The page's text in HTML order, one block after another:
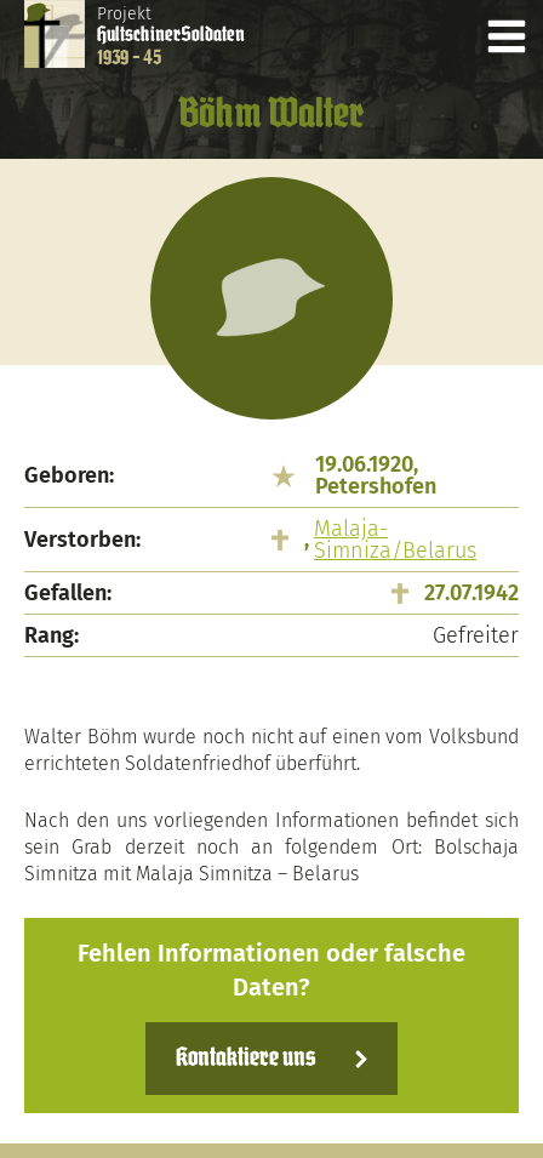
Projekt
HultschinerSoldaten
1939 - 45
Böhm Walter
Geboren:
19.06.1920,
Petershofen
Verstorben:
, Malaja-
Simniza/Belarus
Gefallen:
27.07.1942
Rang:
Gefreiter
Walter Böhm wurde noch nicht auf einen vom Volksbund
errichteten Soldatenfriedhof überführt.
Nach den uns vorliegenden Informationen befindet sich
sein Grab derzeit noch an folgendem Ort: Bolschaja
Simnitza mit Malaja Simnitza – Belarus
Fehlen Informationen oder falsche
Daten?
Kontaktiere uns